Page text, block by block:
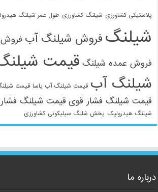
پلاستیکی کشاورزی شیلنگ کشاورزی طول عمر شیلنگ
شیلنگ فروش شیلنگ آب فروش
فروش عمده شیلنگ قیمت
شیلنگ آب قیمت شیلنگ آب یاسا قیمت
قیمت شیلنگ فشار قوی قیمت شیلنگ
شیلنگ هیدرولیک پخش شلنگ سیلیکونی کشاورزی
درباره ما